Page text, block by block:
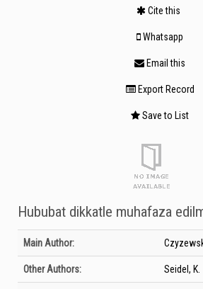
Cite this
Whatsapp
Email this
Export Record
Save to List
Hububat dikkatle muhafaza
Bibliographic Details
Main Author:
Other Authors: Seidel, K.